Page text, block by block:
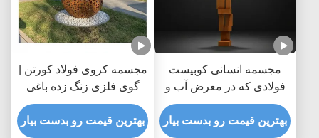
مجسمه انسانی کوبیست
فولادی که در معرض آب و
هوا قرار دارد مجسمه فلزی
بزرگ برای هنر عمومی
بهترین قیمت رو بدست بیار
مجسمه کروی فولاد کورتن |
گوی فلزی زنگ زده باغی
برای دکور فضای باز
بهترین قیمت رو بدست بیار